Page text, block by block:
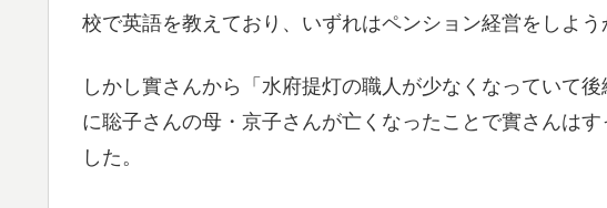
校で英語を教えており、いずれはペンション経営をしよう
しかし實さんから「水府提灯の職人が少なくなっていて
に聡子さんの母・京子さんが亡くなったことで實さんは
した。